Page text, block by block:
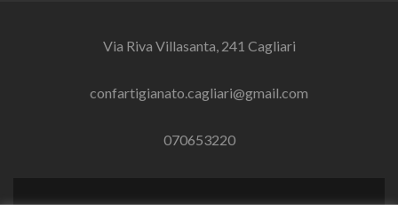
Via Riva Villasanta, 241 Cagliari
confartigianato.cagliari@gmail.com
070653220